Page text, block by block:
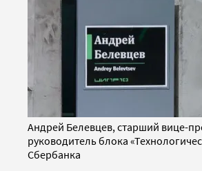
Андрей Белевцев, старший вице-
руководитель блока
Сбербанка